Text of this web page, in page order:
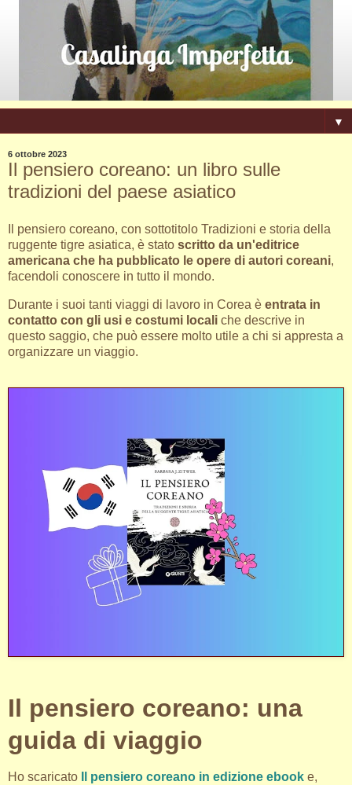
▼
6 ottobre 2023
Il pensiero coreano: un libro sulle
tradizioni del paese asiatico
Il pensiero coreano, con sottotitolo Tradizioni e storia della
ruggente tigre asiatica, è stato scritto da un'editrice
americana che ha pubblicato le opere di autori coreani,
facendoli conoscere in tutto il mondo.
Durante i suoi tanti viaggi di lavoro in Corea è entrata in
contatto con gli usi e costumi locali che descrive in
questo saggio, che può essere molto utile a chi si appresta a
organizzare un viaggio.
Il pensiero coreano: una
guida di viaggio
Ho scaricato Il pensiero coreano in edizione ebook e,